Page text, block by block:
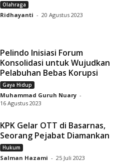
Olahraga
Ridhayanti - 20 Agustus 2023
Pelindo Inisiasi Forum
Konsolidasi untuk Wujudkan
Pelabuhan Bebas Korupsi
Gaya Hidup
Muhammad Guruh Nuary -
16 Agustus 2023
KPK Gelar OTT di Basarnas,
Seorang Pejabat Diamankan
Hukum
Salman Hazami - 25 Juli 2023